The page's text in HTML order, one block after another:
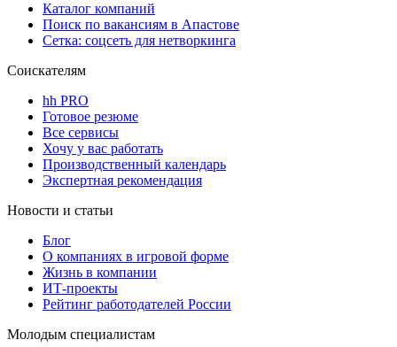
Каталог компаний
Поиск по вакансиям в Апастове
Сетка: соцсеть для нетворкинга
Соискателям
hh PRO
Готовое резюме
Все сервисы
Хочу у вас работать
Производственный календарь
Экспертная рекомендация
Новости и статьи
Блог
О компаниях в игровой форме
Жизнь в компании
ИТ-проекты
Рейтинг работодателей России
Молодым специалистам